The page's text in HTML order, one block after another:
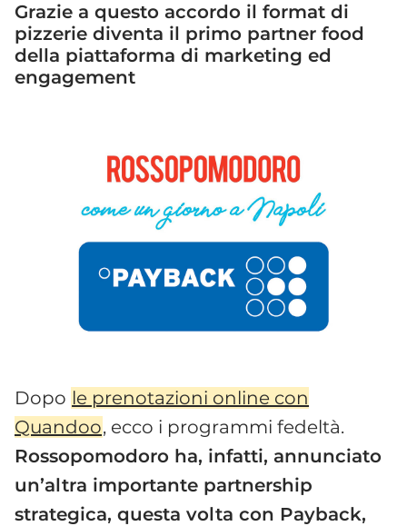
Grazie a questo accordo il format di
pizzerie diventa il primo partner food
della piattaforma di marketing ed
engagement
Dopo le prenotazioni online con
Quandoo, ecco i programmi fedeltà.
Rossopomodoro ha, infatti, annunciato
un’altra importante partnership
strategica, questa volta con Payback,